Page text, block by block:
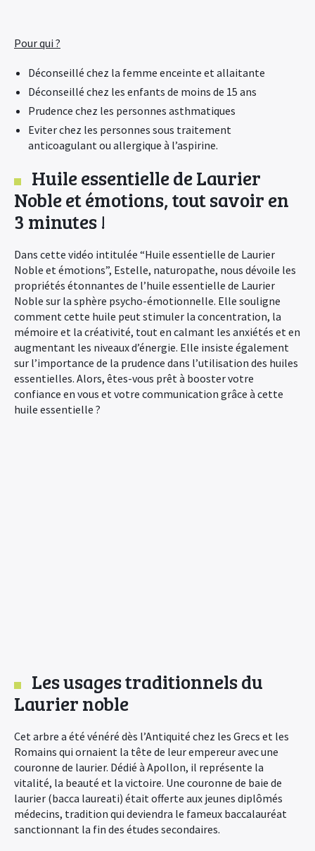
Pour qui ?
Déconseillé chez la femme enceinte et allaitante
Déconseillé chez les enfants de moins de 15 ans
Prudence chez les personnes asthmatiques
Eviter chez les personnes sous traitement
anticoagulant ou allergique à l’aspirine.
Huile essentielle de Laurier
Noble et émotions, tout savoir en
3 minutes !
Dans cette vidéo intitulée “Huile essentielle de Laurier
Noble et émotions”, Estelle, naturopathe, nous dévoile les
propriétés étonnantes de l’huile essentielle de Laurier
Noble sur la sphère psycho-émotionnelle. Elle souligne
comment cette huile peut stimuler la concentration, la
mémoire et la créativité, tout en calmant les anxiétés et en
augmentant les niveaux d’énergie. Elle insiste également
sur l’importance de la prudence dans l’utilisation des huiles
essentielles. Alors, êtes-vous prêt à booster votre
confiance en vous et votre communication grâce à cette
huile essentielle ?
Les usages traditionnels du
Laurier noble
Cet arbre a été vénéré dès l’Antiquité chez les Grecs et les
Romains qui ornaient la tête de leur empereur avec une
couronne de laurier. Dédié à Apollon, il représente la
vitalité, la beauté et la victoire. Une couronne de baie de
laurier (bacca laureati) était offerte aux jeunes diplômés
médecins, tradition qui deviendra le fameux baccalauréat
sanctionnant la fin des études secondaires.